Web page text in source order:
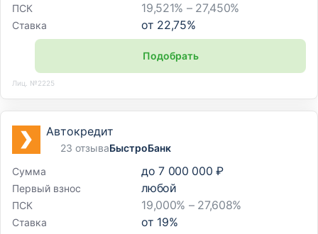
ПСК 19,521% – 27,450%
Ставка от 22,75%
Подобрать
Лиц. №2225
Автокредит
23 отзываБыстроБанк
Сумма
до 7 000 000 ₽
Первый взнос любой
ПСК 19,000% – 27,608%
Ставка от 19%